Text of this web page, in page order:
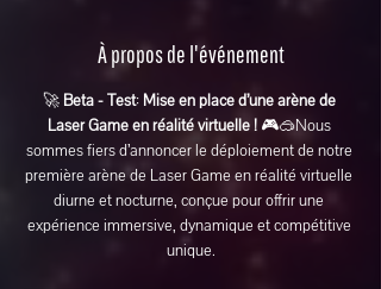
À propos de l'événement
🚀 Beta - Test: Mise en place d’une arène de
Laser Game en réalité virtuelle ! 🎮🥽Nous
sommes fiers d’annoncer le déploiement de notre
première arène de Laser Game en réalité virtuelle
diurne et nocturne, conçue pour offrir une
expérience immersive, dynamique et compétitive
unique.